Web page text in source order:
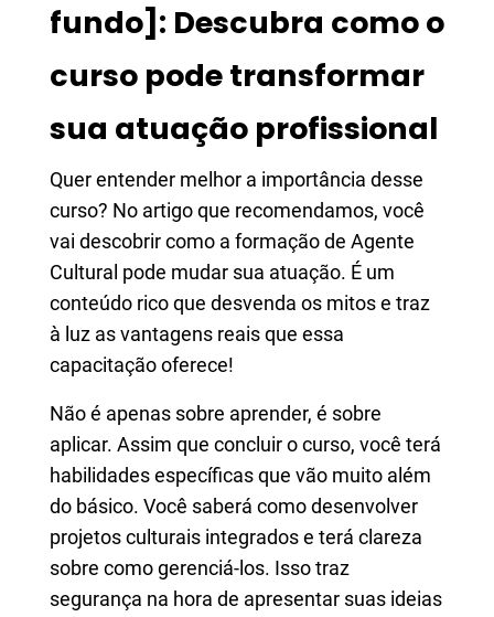
fundo]: Descubra como o
curso pode transformar
sua atuação profissional
Quer entender melhor a importância desse
curso? No artigo que recomendamos, você
vai descobrir como a formação de Agente
Cultural pode mudar sua atuação. É um
conteúdo rico que desvenda os mitos e traz
à luz as vantagens reais que essa
capacitação oferece!
Não é apenas sobre aprender, é sobre
aplicar. Assim que concluir o curso, você terá
habilidades específicas que vão muito além
do básico. Você saberá como desenvolver
projetos culturais integrados e terá clareza
sobre como gerenciá-los. Isso traz
segurança na hora de apresentar suas ideias